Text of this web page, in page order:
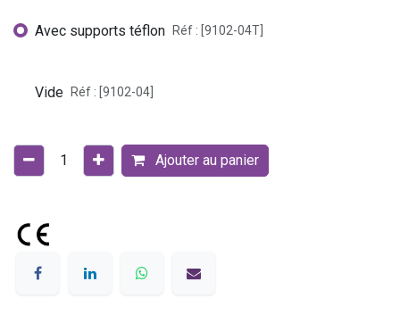
Avec supports téflon Réf : [9102-04T]
Vide Réf : [9102-04]
Ajouter au panier